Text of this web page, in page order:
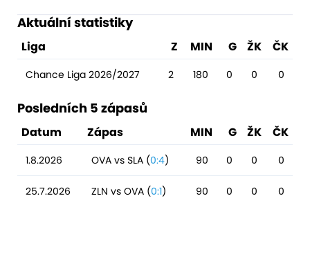
Aktuální statistiky
Liga Z MIN G ŽK ČK
Chance Liga 2026/2027 2 180 0 0 0
Posledních 5 zápasů
Datum Zápas MIN G ŽK ČK
1.8.2026 OVA vs SLA (0:4) 90 0 0 0
25.7.2026 ZLN vs OVA (0:1) 90 0 0 0